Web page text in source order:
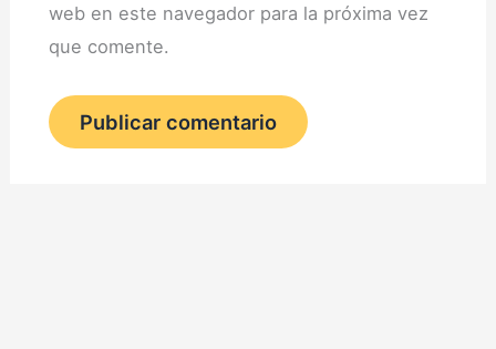
web en este navegador para la próxima vez
que comente.